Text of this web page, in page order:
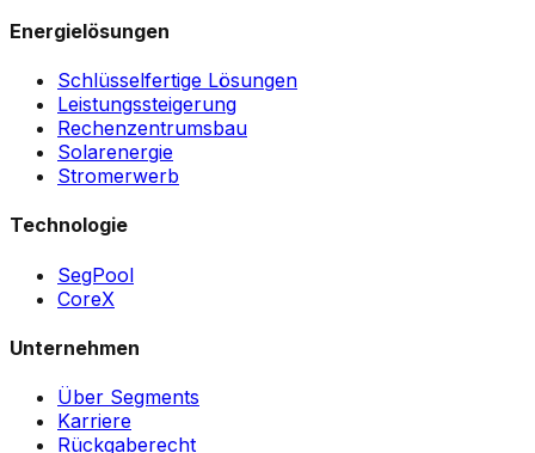
Energielösungen
Schlüsselfertige Lösungen
Leistungssteigerung
Rechenzentrumsbau
Solarenergie
Stromerwerb
Technologie
SegPool
CoreX
Unternehmen
Über Segments
Karriere
Rückgaberecht